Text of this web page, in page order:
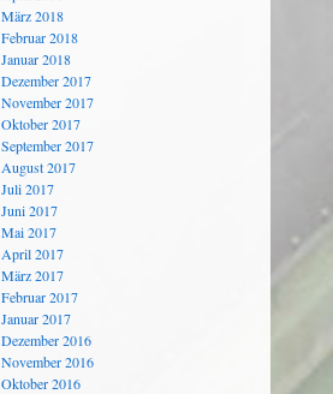
März 2018
Februar 2018
Januar 2018
Dezember 2017
November 2017
Oktober 2017
September 2017
August 2017
Juli 2017
Juni 2017
Mai 2017
April 2017
März 2017
Februar 2017
Januar 2017
Dezember 2016
November 2016
Oktober 2016